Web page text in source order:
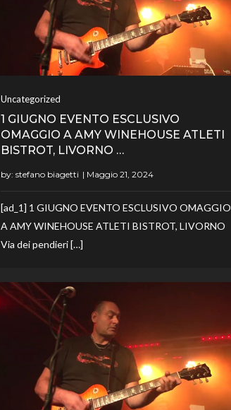
Uncategorized
1 GIUGNO EVENTO ESCLUSIVO
OMAGGIO A AMY WINEHOUSE ATLETI
BISTROT, LIVORNO …
by: stefano biagetti
[ad_1] 1 GIUGNO EVENTO ESCLUSIVO OMAGGIO
A AMY WINEHOUSE ATLETI BISTROT, LIVORNO
Via dei pendieri […]